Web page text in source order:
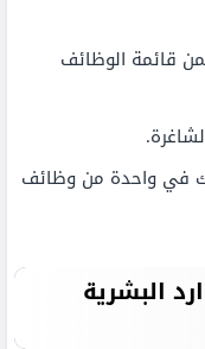
قائمة الوظائف
في واحدة من وظائف
البشرية